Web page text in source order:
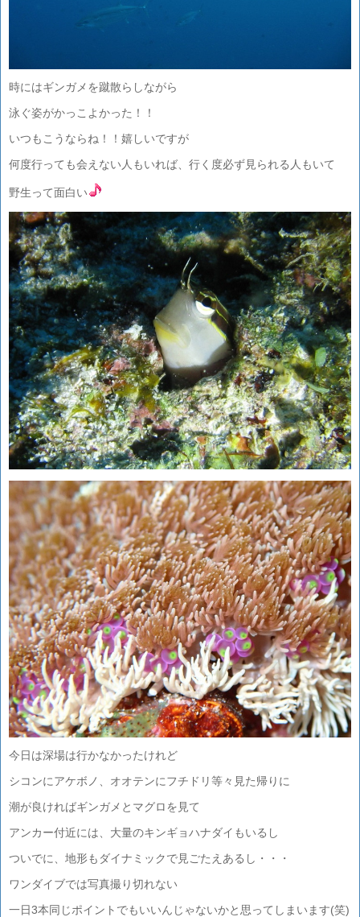
時にはギンガメを蹴散らしながら
泳ぐ姿がかっこよかった！！
いつもこうならね！！嬉しいですが
何度行っても会えない人もいれば、行く度必ず見られる人もいて
野生って面白い
今日は深場は行かなかったけれど
シコンにアケボノ、オオテンにフチドリ等々見た帰りに
潮が良ければギンガメとマグロを見て
アンカー付近には、大量のキンギョハナダイもいるし
ついでに、地形もダイナミックで見ごたえあるし・・・
ワンダイブでは写真撮り切れない
一日3本同じポイントでもいいんじゃないかと思ってしまいます(笑)